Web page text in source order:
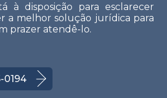
à disposição para esclarecer
a melhor solução jurídica para
prazer atendê-lo.
0194